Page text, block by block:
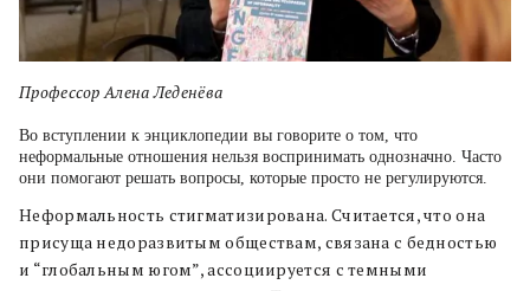
Профессор Алена Леденёва
Во вступлении к энциклопедии вы говорите о том, что
неформальные отношения нельзя воспринимать однозначно. Часто
они помогают решать вопросы, которые просто не регулируются.
Неформальность стигматизирована. Считается, что она
присуща недоразвитым обществам, связана с бедностью
и “глобальным югом”, ассоциируется с темными